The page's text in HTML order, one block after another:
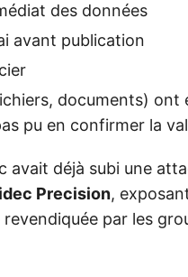
des données
avant publication
documents) ont
pu en confirmer la
avait déjà subi une
Precision,
par les